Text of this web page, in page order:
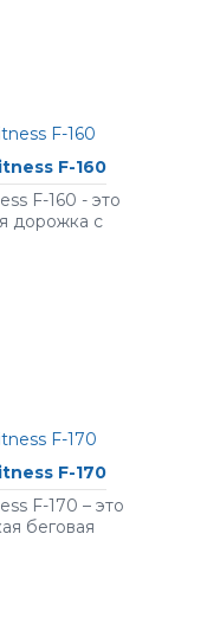
F-160
F-160 - это
дорожка с
F-170
F-170 – это
беговая